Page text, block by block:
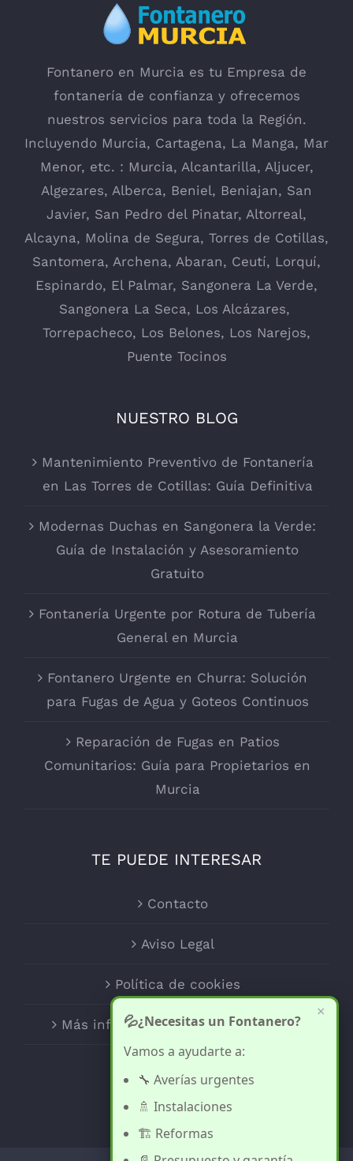
Fontanero en Murcia es tu Empresa de
fontanería de confianza y ofrecemos
nuestros servicios para toda la Región.
Incluyendo Murcia, Cartagena, La Manga, Mar
Menor, etc. : Murcia, Alcantarilla, Aljucer,
Algezares, Alberca, Beniel, Beniajan, San
Javier, San Pedro del Pinatar, Altorreal,
Alcayna, Molina de Segura, Torres de Cotillas,
Santomera, Archena, Abaran, Ceutí, Lorquí,
Espinardo, El Palmar, Sangonera La Verde,
Sangonera La Seca, Los Alcázares,
Torrepacheco, Los Belones, Los Narejos,
Puente Tocinos
NUESTRO BLOG
Mantenimiento Preventivo de Fontanería
en Las Torres de Cotillas: Guía Definitiva
Modernas Duchas en Sangonera la Verde:
Guía de Instalación y Asesoramiento
Gratuito
Fontanería Urgente por Rotura de Tubería
General en Murcia
Fontanero Urgente en Churra: Solución
para Fugas de Agua y Goteos Continuos
Reparación de Fugas en Patios
Comunitarios: Guía para Propietarios en
Murcia
TE PUEDE INTERESAR
Contacto
Aviso Legal
Política de cookies
Más información sobre las cookies
×
💦¿Necesitas un Fontanero?
Vamos a ayudarte a:
🔧 Averías urgentes
🚿 Instalaciones
🏗️ Reformas